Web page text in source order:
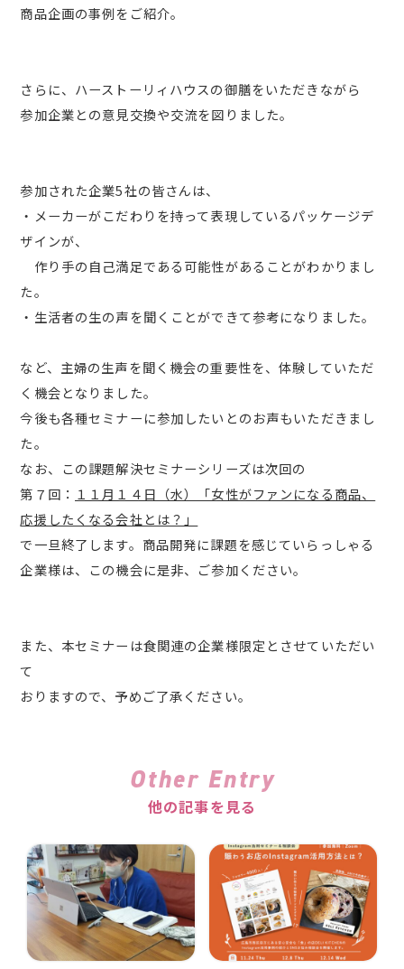
商品企画の事例をご紹介。
さらに、ハーストーリィハウスの御膳をいただきながら
参加企業との意見交換や交流を図りました。
参加された企業5社の皆さんは、
・メーカーがこだわりを持って表現しているパッケージデ
ザインが、
作り手の自己満足である可能性があることがわかりまし
た。
・生活者の生の声を聞くことができて参考になりました。
など、主婦の生声を聞く機会の重要性を、体験していただ
く機会となりました。
今後も各種セミナーに参加したいとのお声もいただきまし
た。
なお、この課題解決セミナーシリーズは次回の
第７回： １１月１４日（水）「女性がファンになる商品、
応援したくなる会社とは？」
で一旦終了します。商品開発に課題を感じていらっしゃる
企業様は、この機会に是非、ご参加ください。
また、本セミナーは食関連の企業様限定とさせていただい
て
おりますので、予めご了承ください。
Other Entry
他の記事を見る